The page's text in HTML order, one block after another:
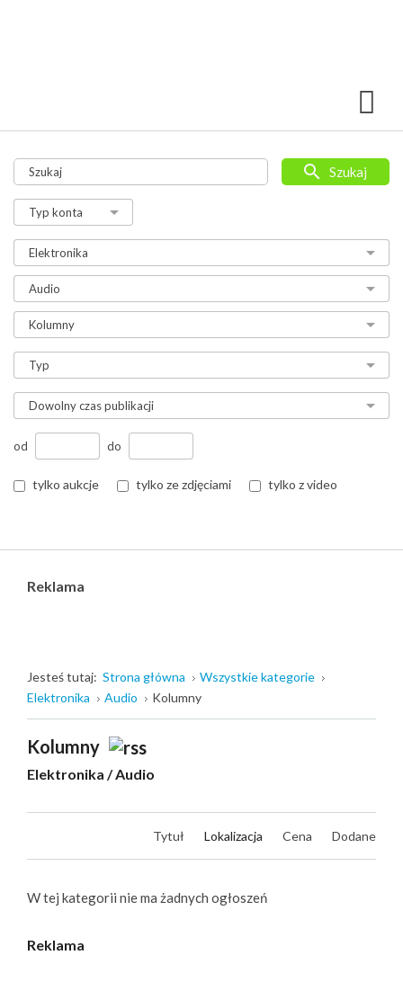
od do
tylko aukcje tylko ze zdjęciami tylko z video
Szukaj
Reklama
Jesteś tutaj: Strona główna
Wszystkie kategorie
Elektronika
Audio Kolumny
Kolumny
Elektronika /Audio
Tytuł Lokalizacja Cena Dodane
W tej kategorii nie ma żadnych ogłoszeń
Reklama